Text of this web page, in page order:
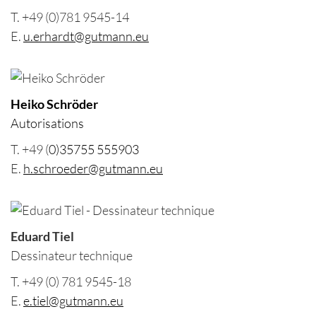
T. +49 (0)781 9545-14
E. u.erhardt@gutmann.eu
Heiko Schröder
Autorisations
T. +49 (0)35755 555903
E. h.schroeder@gutmann.eu
Eduard Tiel
Dessinateur technique
T. +49 (0) 781 9545-18
E.e.tiel@gutmann.eu